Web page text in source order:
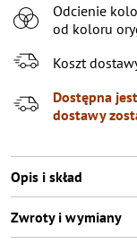
Odcienie
od koloru
Koszt
Dostępna
dostawy
Opis i skład
Zwroty i wymiany